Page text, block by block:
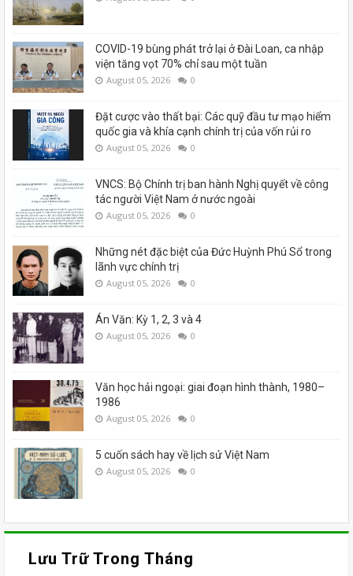
COVID-19 bùng phát trở lại ở Đài Loan, ca nhập
viện tăng vọt 70% chỉ sau một tuần
August 05, 2026 0
Đặt cược vào thất bại: Các quỹ đầu tư mạo hiểm
quốc gia và khía cạnh chính trị của vốn rủi ro
August 05, 2026 0
VNCS: Bộ Chính trị ban hành Nghị quyết về công
tác người Việt Nam ở nước ngoài
August 05, 2026 0
Những nét đặc biệt của Đức Huỳnh Phú Sổ trong
lãnh vực chính trị
August 05, 2026 0
Án Văn: Kỳ 1, 2, 3 và 4
August 05, 2026 0
Văn học hải ngoại: giai đoạn hình thành, 1980–
1986
August 05, 2026 0
5 cuốn sách hay về lịch sử Việt Nam
August 05, 2026 0
Lưu Trữ Trong Tháng